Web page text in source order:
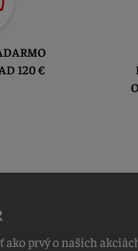
120 €
ako prvý o našich